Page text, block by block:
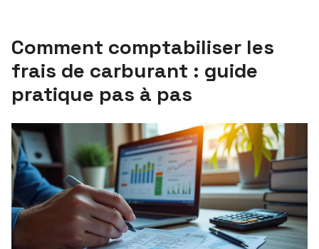
Comment comptabiliser les
frais de carburant : guide
pratique pas à pas